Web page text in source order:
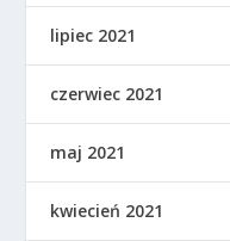
lipiec 2021
czerwiec 2021
maj 2021
kwiecień 2021